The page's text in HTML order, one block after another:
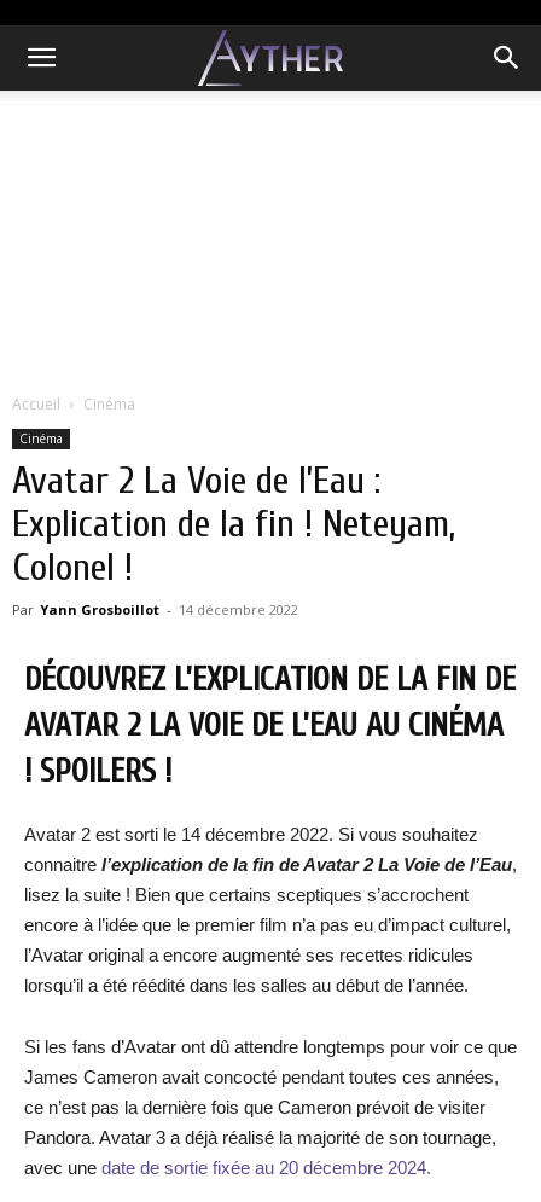
Accueil Cinéma
Cinéma
Avatar 2 La Voie de l’Eau :
Explication de la fin ! Neteyam,
Colonel !
Par Yann Grosboillot - 14 décembre 2022
DÉCOUVREZ L’EXPLICATION DE LA FIN DE
AVATAR 2 LA VOIE DE L’EAU AU CINÉMA
! SPOILERS !
Avatar 2 est sorti le 14 décembre 2022. Si vous souhaitez
connaitre l’explication de la fin de Avatar 2 La Voie de l’Eau,
lisez la suite ! Bien que certains sceptiques s’accrochent
encore à l’idée que le premier film n’a pas eu d’impact culturel,
l’Avatar original a encore augmenté ses recettes ridicules
lorsqu’il a été réédité dans les salles au début de l’année.
Si les fans d’Avatar ont dû attendre longtemps pour voir ce que
James Cameron avait concocté pendant toutes ces années,
ce n’est pas la dernière fois que Cameron prévoit de visiter
Pandora. Avatar 3 a déjà réalisé la majorité de son tournage,
avec une date de sortie fixée au 20 décembre 2024.